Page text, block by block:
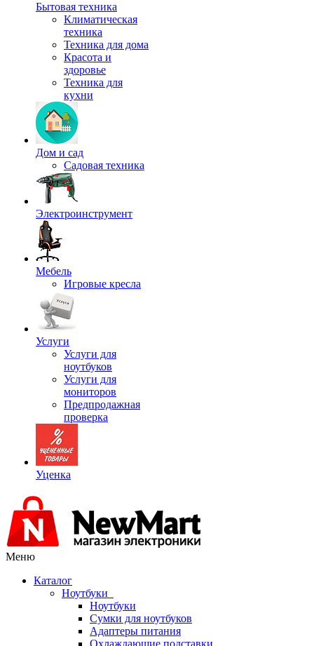
Бытовая техника
Климатическая
техника
Техника для дома
Красота и
здоровье
Техника для
кухни
Дом и сад
Садовая техника
Электроинструмент
Мебель
Игровые кресла
Услуги
Услуги для
ноутбуков
Услуги для
мониторов
Предпродажная
проверка
Уценка
Меню
Каталог
Ноутбуки
Ноутбуки
Сумки для ноутбуков
Адаптеры питания
Охлаждающие подставки